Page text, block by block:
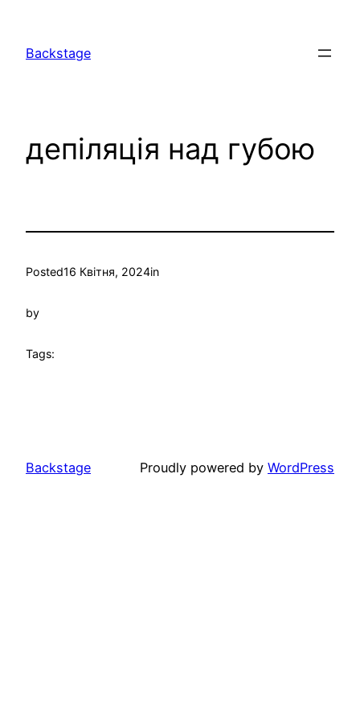
вмісту
Backstage
депіляція над губою
Posted16 Квітня, 2024in
by
Tags:
Backstage Proudly powered by WordPress